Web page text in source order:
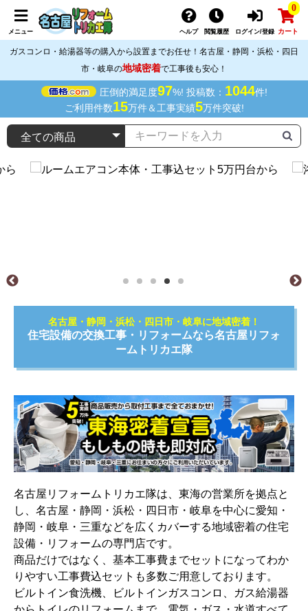
メニュー ヘルプ 閲覧履歴 ログイン/登録
0
カート
ガスコンロ・給湯器等の購入から設置までお任せ！名古屋・静岡・浜松・四日
市・岐阜の地域密着で工事後も安心！
圧倒的満足度97%! 投稿数： 1044件!
ご利用件数15万件＆工事実績5万件突破!
名古屋・静岡・浜松・四日市・岐阜に地域密着！
住宅設備の交換工事・リフォームなら名古屋リフォ
ームトリカエ隊
名古屋リフォームトリカエ隊は、東海の営業所を拠点と
し、名古屋・静岡・浜松・四日市・岐阜を中心に愛知・
静岡・岐阜・三重などを広くカバーする地域密着の住宅
設備・リフォームの専門店です。
商品だけではなく、基本工事費までセットになってわか
りやすい工事費込セットも多数ご用意しております。
ビルトイン食洗機、ビルトインガスコンロ、ガス給湯器